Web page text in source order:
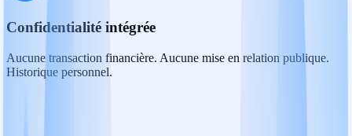
Confidentialité intégrée
Aucune transaction financière. Aucune mise en relation publique.
Historique personnel.